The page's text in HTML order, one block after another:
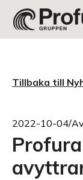
Tillbaka till
2022-10-04/